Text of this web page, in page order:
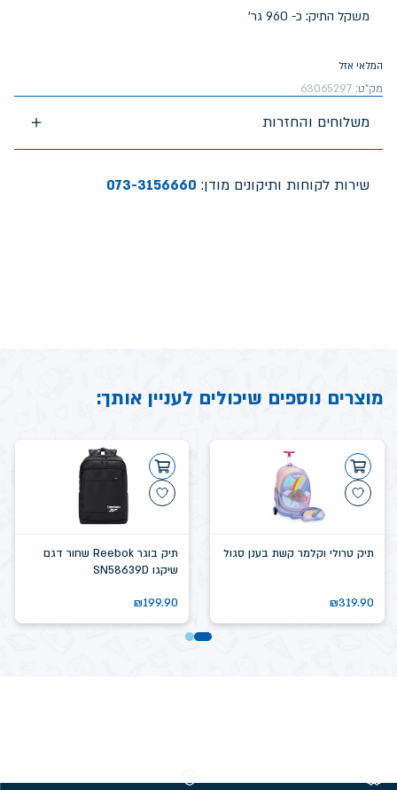
משקל התיק: כ- 960 גר'
המלאי אזל
מק"ט: 63065297
משלוחים והחזרות
שירות לקוחות ותיקונים מודן: 073-3156660
מוצרים נוספים שיכולים לעניין אותך:
תיק טרולי וקלמר קשת בענן סגול
₪319.90
תיק בוגר Reebok שחור דגם
שיקגו SN58639D
₪199.90